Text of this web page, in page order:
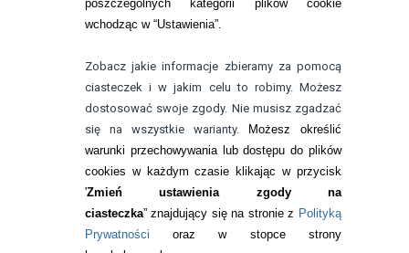
poszczególnych kategorii plików cookie
wchodząc w “Ustawienia”.
Zobacz jakie informacje zbieramy za pomocą
ciasteczek i w jakim celu to robimy. Możesz
dostosować swoje zgody. Nie musisz zgadzać
się na wszystkie warianty.
Możesz określić
warunki przechowywania lub dostępu do plików
cookies w każdym czasie klikając w przycisk
'Zmień ustawienia zgody na
ciasteczka” znajdujący się na stronie z Polityką
Prywatności oraz w stopce strony
telefon:
732 08 08 72
kontakt@bezokularow.pl